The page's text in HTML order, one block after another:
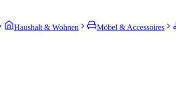
Haushalt & Wohnen Möbel & Accessoires